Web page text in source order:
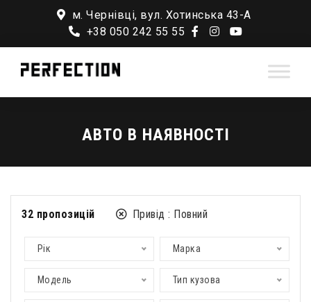
м. Чернівці, вул. Хотинська 43-А
+38 050 242 55 55
АВТО В НАЯВНОСТІ
32 пропозицій Привід : Повний
Рік Марка
Модель Тип кузова